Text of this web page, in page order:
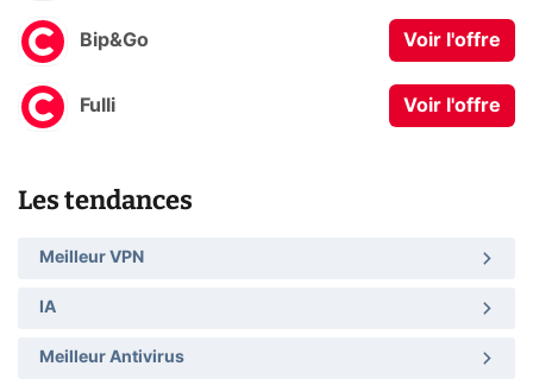
Bip&Go Voir l'offre
Fulli Voir l'offre
Les tendances
Meilleur VPN
IA
Meilleur Antivirus